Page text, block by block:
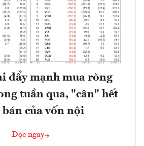
đẩy mạnh mua ròng
tuần qua, "cân" hết
của vốn nội
Đọc ngay